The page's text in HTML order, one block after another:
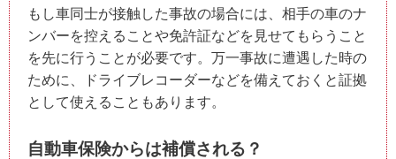
もし車同士が接触した事故の場合には、相手の車のナ
ンバーを控えることや免許証などを見せてもらうこと
を先に行うことが必要です。万一事故に遭遇した時の
ために、ドライブレコーダーなどを備えておくと証拠
として使えることもあります。
自動車保険からは補償される？